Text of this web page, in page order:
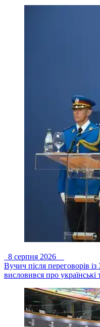
8 серпня 2026
Вучич після переговорів
висловився про українські